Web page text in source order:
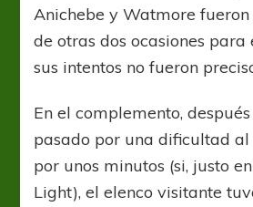
Anichebe y Watmore
de otras dos ocasiones para
sus intentos no fueron
En el complemento,
pasado por una dificultad
por unos minutos (si, justo
Light), el elenco visitante